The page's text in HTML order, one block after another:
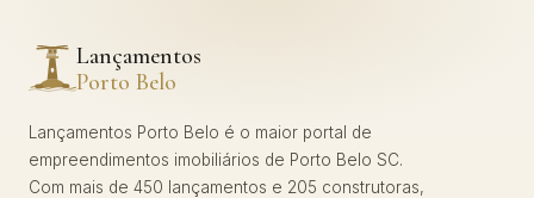
Lançamentos
Porto Belo
Lançamentos Porto Belo é o maior portal de
empreendimentos imobiliários de Porto Belo SC.
Com mais de 450 lançamentos e 205 construtoras,